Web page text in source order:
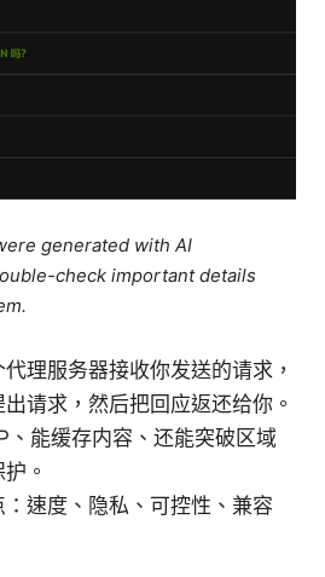
generated with AI
check important details
理服务器接收你发送的请求，
请求，然后把回应返还给你。
、能缓存内容、还能突破区域
。
速度、隐私、可控性、兼容